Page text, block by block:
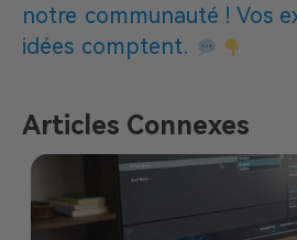
notre communauté ! Vos
idées comptent.
Articles Connexes